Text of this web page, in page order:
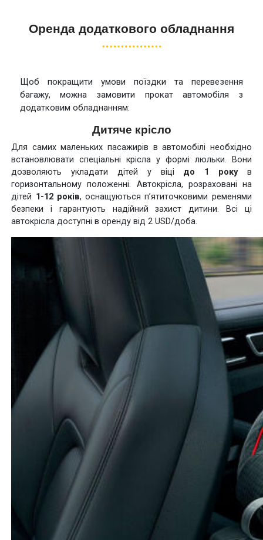
Оренда додаткового обладнання
Щоб покращити умови поїздки та перевезення
багажу, можна замовити прокат автомобіля з
додатковим обладнанням:
Дитяче крісло
Для самих маленьких пасажирів в автомобілі необхідно
встановлювати спеціальні крісла у формі люльки. Вони
дозволяють укладати дітей у віці до 1 рокув
горизонтальному положенні. Автокрісла, розраховані на
дітей 1-12 років, оснащуються п’ятиточковими ременями
безпеки і гарантують надійний захист дитини. Всі ці
автокрісла доступні в оренду від 2 USD/доба.